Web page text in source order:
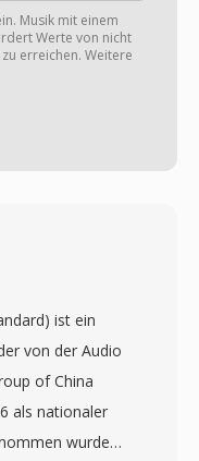
Musik mit einem
Werte von nicht
erreichen. Weitere
ist ein
von der Audio
of China
als nationaler
wurde.